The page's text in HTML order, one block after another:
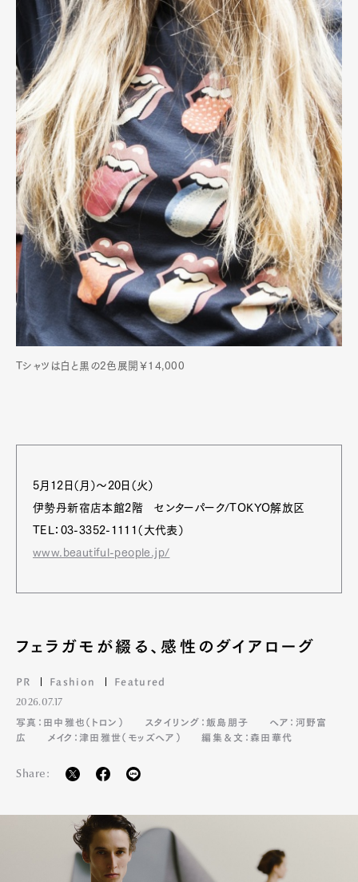
Tシャツは白と黒の2色展開￥14,000
5月12日（月）～20日（火）
伊勢丹新宿店本館2階 センターパーク/TOKYO解放区
TEL：03-3352-1111（大代表）
www.beautiful-people.jp/
フェラガモが綴る、感性のダイアローグ
PR Fashion Featured
2026.07.17
写真：田中雅也（トロン）
スタイリング：飯島朋子
ヘア：河野富
広
メイク：津田雅世（モッズヘア） 編集＆文：森田華代
Share: